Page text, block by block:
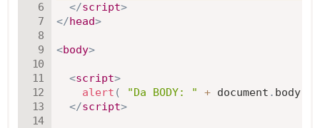
</script>
</head>
<body>
<script>
alert ( "Da BODY: " + document . body
</script>